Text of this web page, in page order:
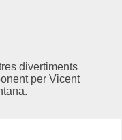
divertiments
per Vicent